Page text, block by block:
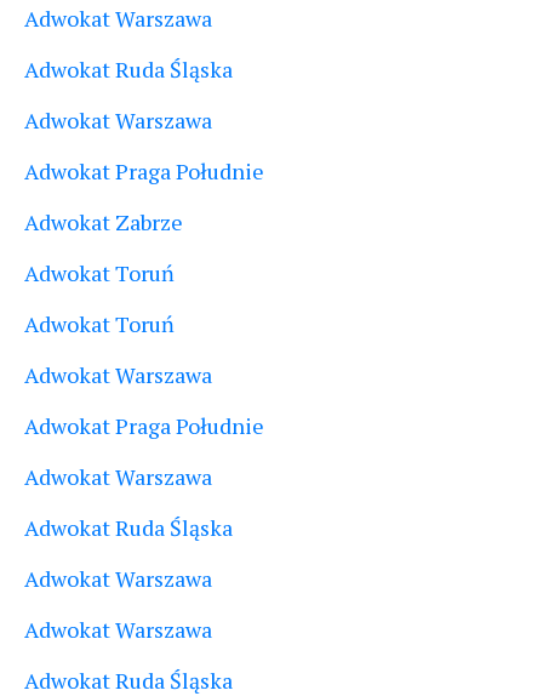
Adwokat Warszawa
Adwokat Ruda Śląska
Adwokat Warszawa
Adwokat Praga Południe
Adwokat Zabrze
Adwokat Toruń
Adwokat Toruń
Adwokat Warszawa
Adwokat Praga Południe
Adwokat Warszawa
Adwokat Ruda Śląska
Adwokat Warszawa
Adwokat Warszawa
Adwokat Ruda Śląska